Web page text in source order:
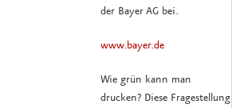
der Bayer AG bei.
www.bayer.de
Wie grün kann man
drucken? Diese Fragestellung